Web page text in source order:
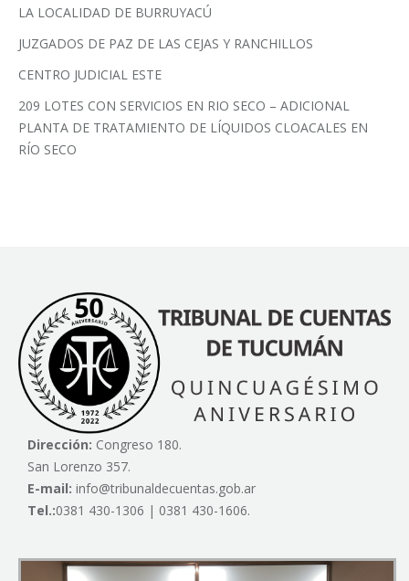
LA LOCALIDAD DE BURRUYACÚ
JUZGADOS DE PAZ DE LAS CEJAS Y RANCHILLOS
CENTRO JUDICIAL ESTE
209 LOTES CON SERVICIOS EN RIO SECO – ADICIONAL
PLANTA DE TRATAMIENTO DE LÍQUIDOS CLOACALES EN
RÍO SECO
Dirección: Congreso 180.
San Lorenzo 357.
E-mail: info@tribunaldecuentas.gob.ar
Tel.:0381 430-1306 | 0381 430-1606.